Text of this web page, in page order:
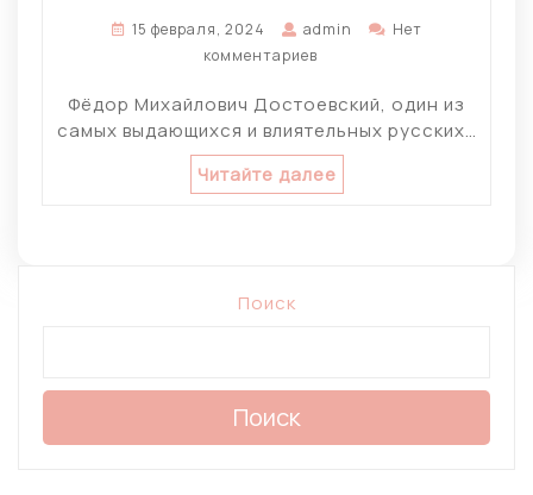
15 февраля, 2024 admin
Нет
комментариев
Фёдор Михайлович Достоевский, один из
самых выдающихся и влиятельных русских…
Читайте далее
Поиск
Поиск